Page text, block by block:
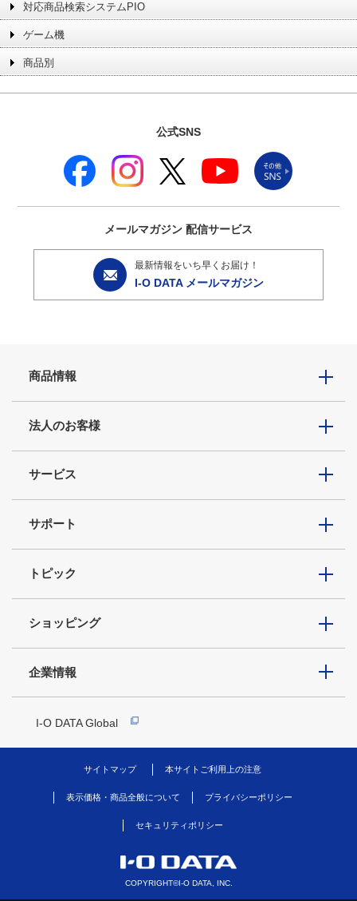
対応商品検索システムPIO
ゲーム機
商品別
公式SNS
メールマガジン 配信サービス
最新情報をいち早くお届け！
I-O DATA メールマガジン
商品情報
法人のお客様
サービス
サポート
トピック
ショッピング
企業情報
I-O DATA Global
サイトマップ 本サイトご利用上の注意
表示価格・商品全般について プライバシーポリシー
セキュリティポリシー
COPYRIGHT©I-O DATA, INC.